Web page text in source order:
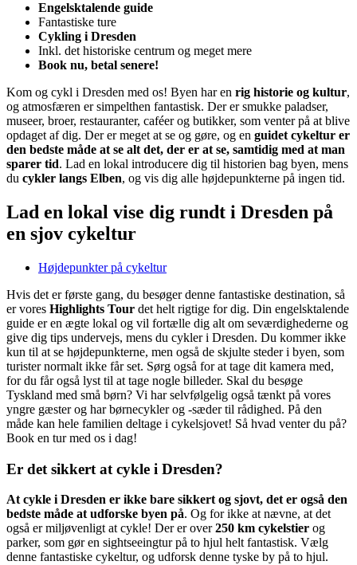
Engelsktalende guide
Fantastiske ture
Cykling i Dresden
Inkl. det historiske centrum og meget mere
Book nu, betal senere!
Kom og cykl i Dresden med os! Byen har en rig historie og kultur,
og atmosfæren er simpelthen fantastisk. Der er smukke paladser,
museer, broer, restauranter, caféer og butikker, som venter på at blive
opdaget af dig. Der er meget at se og gøre, og en guidet cykeltur er
den bedste måde at se alt det, der er at se, samtidig med at man
sparer tid. Lad en lokal introducere dig til historien bag byen, mens
du cykler langs Elben, og vis dig alle højdepunkterne på ingen tid.
Lad en lokal vise dig rundt i Dresden på
en sjov cykeltur
Højdepunkter på cykeltur
Hvis det er første gang, du besøger denne fantastiske destination, så
er vores Highlights Tour det helt rigtige for dig. Din engelsktalende
guide er en ægte lokal og vil fortælle dig alt om seværdighederne og
give dig tips undervejs, mens du cykler i Dresden. Du kommer ikke
kun til at se højdepunkterne, men også de skjulte steder i byen, som
turister normalt ikke får set. Sørg også for at tage dit kamera med,
for du får også lyst til at tage nogle billeder. Skal du besøge
Tyskland med små børn? Vi har selvfølgelig også tænkt på vores
yngre gæster og har børnecykler og -sæder til rådighed. På den
måde kan hele familien deltage i cykelsjovet! Så hvad venter du på?
Book en tur med os i dag!
Er det sikkert at cykle i Dresden?
At cykle i Dresden er ikke bare sikkert og sjovt, det er også den
bedste måde at udforske byen på. Og for ikke at nævne, at det
også er miljøvenligt at cykle! Der er over250 km cykelstier og
parker, som gør en sightseeingtur på to hjul helt fantastisk. Vælg
denne fantastiske cykeltur, og udforsk denne tyske by på to hjul.